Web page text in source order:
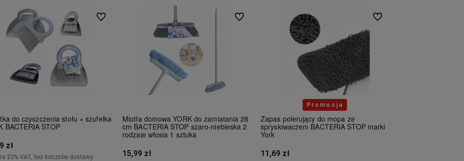
do czyszczenia stołu + szufelka
BACTERIA STOP
zł
23% VAT, bez kosztów dostawy
Do ulubionych
Miotła domowa YORK do zamiatania 28
cm BACTERIA STOP szaro-niebieska 2
rodzaje włosia 1 sztuka
15,99 zł
Do ulubionych
Promocja
Zapas polerujący do mopa ze
spryskiwaczem BACTERIA STOP marki
York
11,69 zł
Do ulubionych